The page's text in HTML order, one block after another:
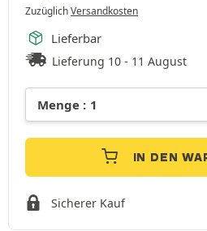
ZuzüglichVersandkosten
Lieferbar
Lieferung 10 - 11 August
IN DEN
Sicherer Kauf